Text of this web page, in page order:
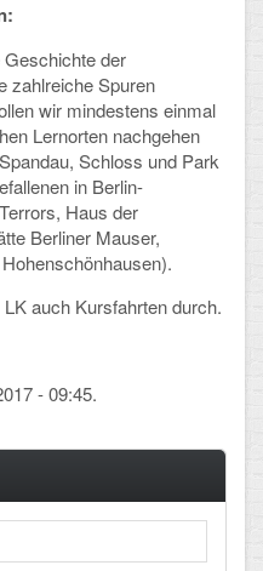
der
zahlreiche Spuren
wir mindestens einmal
Lernorten nachgehen
Schloss und Park
in Berlin-
Haus der
Berliner Mauser,
auch Kursfahrten durch.
- 09:45.